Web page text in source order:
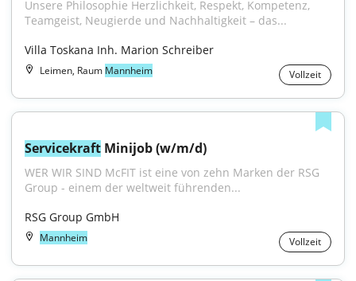
Unsere Philosophie Herzlichkeit, Respekt, Kompetenz,
Teamgeist, Neugierde und Nachhaltigkeit – das...
Villa Toskana Inh. Marion Schreiber
Leimen, Raum Mannheim Vollzeit
Servicekraft Minijob (w/m/d)
WER WIR SIND McFIT ist eine von zehn Marken der RSG
Group - einem der weltweit führenden...
RSG Group GmbH
Mannheim Vollzeit